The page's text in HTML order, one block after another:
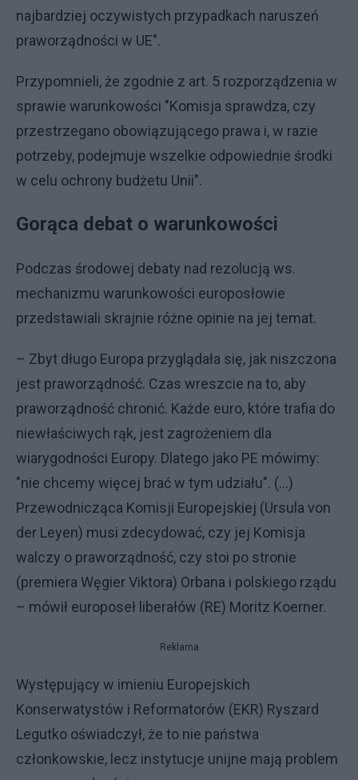
najbardziej oczywistych przypadkach naruszeń
praworządności w UE".
Przypomnieli, że zgodnie z art. 5 rozporządzenia w
sprawie warunkowości "Komisja sprawdza, czy
przestrzegano obowiązującego prawa i, w razie
potrzeby, podejmuje wszelkie odpowiednie środki
w celu ochrony budżetu Unii".
Gorąca debat o warunkowości
Podczas środowej debaty nad rezolucją ws.
mechanizmu warunkowości europosłowie
przedstawiali skrajnie różne opinie na jej temat.
– Zbyt długo Europa przyglądała się, jak niszczona
jest praworządność. Czas wreszcie na to, aby
praworządność chronić. Każde euro, które trafia do
niewłaściwych rąk, jest zagrożeniem dla
wiarygodności Europy. Dlatego jako PE mówimy:
"nie chcemy więcej brać w tym udziału". (...)
Przewodnicząca Komisji Europejskiej (Ursula von
der Leyen) musi zdecydować, czy jej Komisja
walczy o praworządność, czy stoi po stronie
(premiera Węgier Viktora) Orbana i polskiego rządu
– mówił europoseł liberałów (RE) Moritz Koerner.
Reklama
Występujący w imieniu Europejskich
Konserwatystów i Reformatorów (EKR) Ryszard
Legutko oświadczył, że to nie państwa
członkowskie, lecz instytucje unijne mają problem